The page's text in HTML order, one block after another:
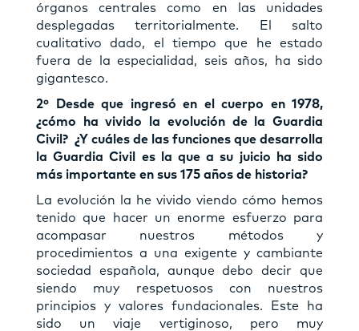
órganos centrales como en las unidades
desplegadas territorialmente. El salto
cualitativo dado, el tiempo que he estado
fuera de la especialidad, seis años, ha sido
gigantesco.
2º Desde que ingresó en el cuerpo en 1978,
¿cómo ha vivido la evolución de la Guardia
Civil? ¿Y cuáles de las funciones que desarrolla
la Guardia Civil es la que a su juicio ha sido
más importante en sus 175 años de historia?
La evolución la he vivido viendo cómo hemos
tenido que hacer un enorme esfuerzo para
acompasar nuestros métodos y
procedimientos a una exigente y cambiante
sociedad española, aunque debo decir que
siendo muy respetuosos con nuestros
principios y valores fundacionales. Este ha
sido un viaje vertiginoso, pero muy